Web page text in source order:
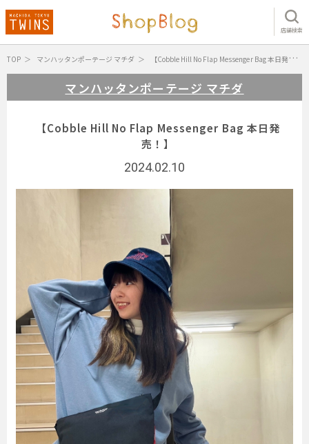
店舗検索
TOP マンハッタンポーテージ マチダ 【Cobble Hill No Flap Messenger Bag 本日発売！】
マンハッタンポーテージ マチダ
【Cobble Hill No Flap Messenger Bag 本日発
売！】
2024.02.10